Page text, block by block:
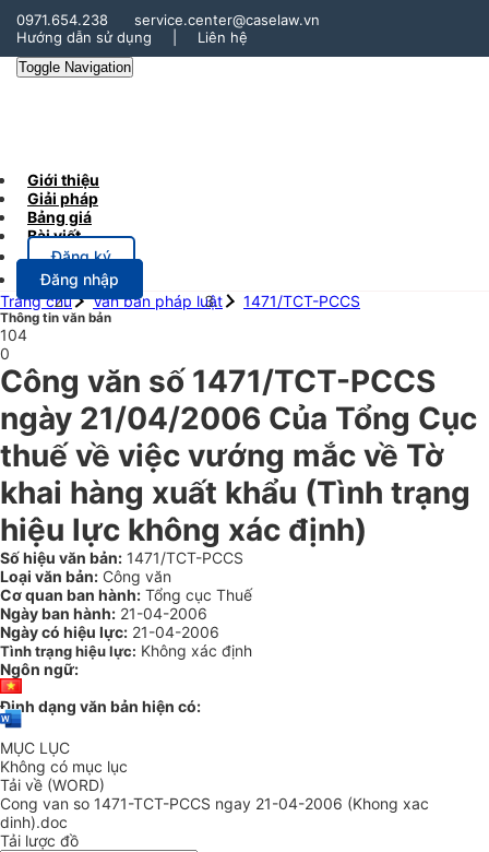
0971.654.238
service.center@caselaw.vn
Hướng dẫn sử dụng
Liên hệ
Toggle Navigation
Giới thiệu
Giải pháp
Bảng giá
Bài viết
Đăng ký
Đăng nhập
Trang chủ
Văn bản pháp luật 1471/TCT-PCCS
Thông tin văn bản
104
0
Công văn số 1471/TCT-PCCS
ngày 21/04/2006 Của Tổng Cục
thuế về việc vướng mắc về Tờ
khai hàng xuất khẩu (Tình trạng
hiệu lực không xác định)
Số hiệu văn bản: 1471/TCT-PCCS
Loại văn bản: Công văn
Cơ quan ban hành: Tổng cục Thuế
Ngày ban hành: 21-04-2006
Ngày có hiệu lực: 21-04-2006
Tình trạng hiệu lực: Không xác định
Ngôn ngữ:
Định dạng văn bản hiện có:
MỤC LỤC
Không có mục lục
Tải về (WORD)
Cong van so 1471-TCT-PCCS ngay 21-04-2006 (Khong xac
dinh).doc
Tải lược đồ